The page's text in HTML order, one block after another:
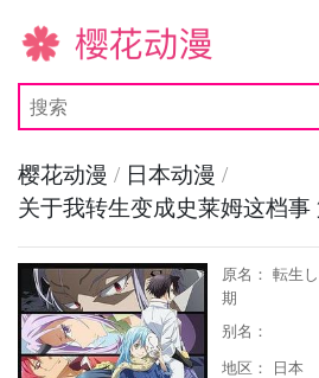
樱花动漫
樱花动漫 / 日本动漫 /
关于我转生变成史莱姆这档事
原名： 転生
期
别名：
地区： 日本